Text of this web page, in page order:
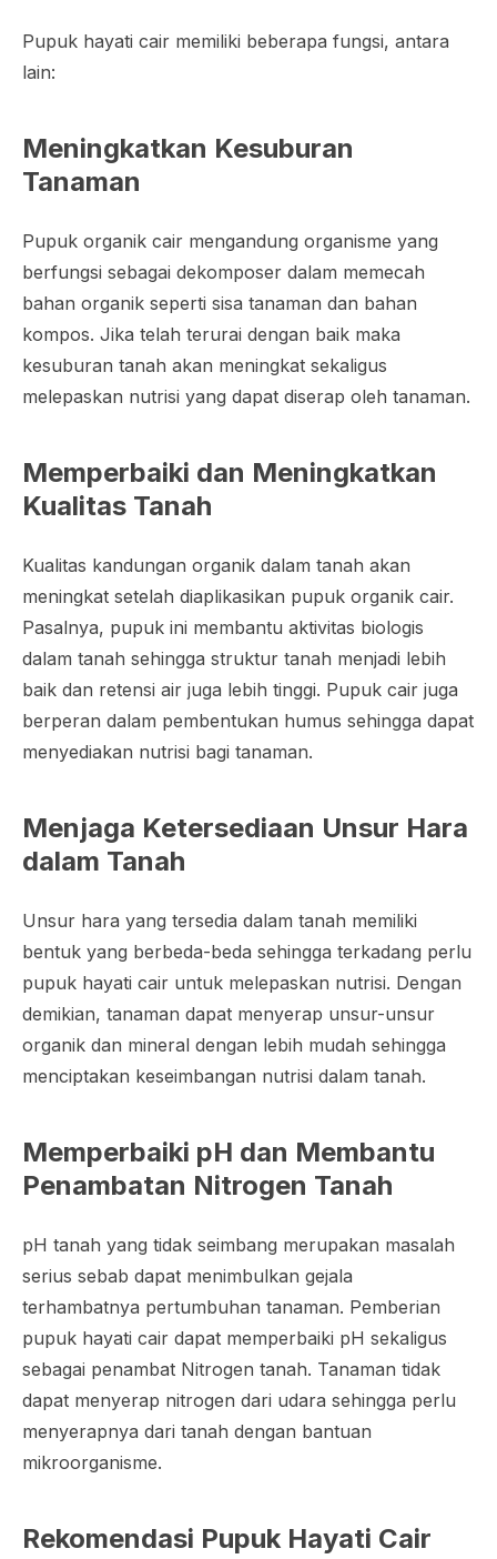
Pupuk hayati cair memiliki beberapa fungsi, antara
lain:
Meningkatkan Kesuburan
Tanaman
Pupuk organik cair mengandung organisme yang
berfungsi sebagai dekomposer dalam memecah
bahan organik seperti sisa tanaman dan bahan
kompos. Jika telah terurai dengan baik maka
kesuburan tanah akan meningkat sekaligus
melepaskan nutrisi yang dapat diserap oleh tanaman.
Memperbaiki dan Meningkatkan
Kualitas Tanah
Kualitas kandungan organik dalam tanah akan
meningkat setelah diaplikasikan pupuk organik cair.
Pasalnya, pupuk ini membantu aktivitas biologis
dalam tanah sehingga struktur tanah menjadi lebih
baik dan retensi air juga lebih tinggi. Pupuk cair juga
berperan dalam pembentukan humus sehingga dapat
menyediakan nutrisi bagi tanaman.
Menjaga Ketersediaan Unsur Hara
dalam Tanah
Unsur hara yang tersedia dalam tanah memiliki
bentuk yang berbeda-beda sehingga terkadang perlu
pupuk hayati cair untuk melepaskan nutrisi. Dengan
demikian, tanaman dapat menyerap unsur-unsur
organik dan mineral dengan lebih mudah sehingga
menciptakan keseimbangan nutrisi dalam tanah.
Memperbaiki pH dan Membantu
Penambatan Nitrogen Tanah
pH tanah yang tidak seimbang merupakan masalah
serius sebab dapat menimbulkan gejala
terhambatnya pertumbuhan tanaman. Pemberian
pupuk hayati cair dapat memperbaiki pH sekaligus
sebagai penambat Nitrogen tanah. Tanaman tidak
dapat menyerap nitrogen dari udara sehingga perlu
menyerapnya dari tanah dengan bantuan
mikroorganisme.
Rekomendasi Pupuk Hayati Cair